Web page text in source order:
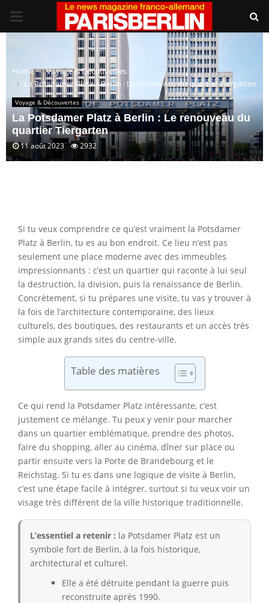
PRIMARY
Home
Voyage & Découvertes
La Potsdamer Platz à Berlin : Le renouveau du quartier Tiergarten
Voyage & Découvertes
La Potsdamer Platz à Berlin : Le renouveau du
quartier Tiergarten
11 août 2023 2932
Si tu veux comprendre ce qu’est vraiment la Potsdamer
Platz à Berlin, tu es au bon endroit. Ce lieu n’est pas
seulement une place moderne avec des immeubles
impressionnants : c’est un quartier qui raconte à lui seul
la destruction, la division, puis la renaissance de Berlin.
Concrètement, si tu prépares une visite, tu vas y trouver à
la fois de l’architecture contemporaine, des lieux
culturels, des boutiques, des restaurants et un accès très
simple aux grands sites du centre-ville.
Table des matières
Ce qui rend la Potsdamer Platz intéressante, c’est
justement ce mélange. Tu peux y venir pour marcher
dans un quartier emblématique, prendre des photos,
faire du shopping, aller au cinéma, dîner sur place ou
partir ensuite vers la Porte de Brandebourg et le
Reichstag. Si tu es dans une logique de visite à Berlin,
c’est une étape facile à intégrer, surtout si tu veux voir un
visage très différent de la ville historique traditionnelle.
L’essentiel a retenir : la Potsdamer Platz est un
symbole fort de Berlin, à la fois historique,
architectural et culturel.
Elle a été détruite pendant la guerre puis
reconstruite après 1990.